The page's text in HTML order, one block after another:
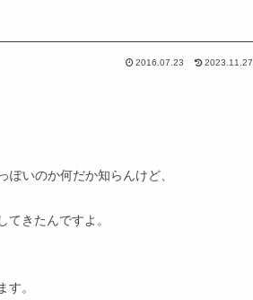
2016.07.23 2023.11.27
いのか何だか知らんけど、
きたんですよ。
。